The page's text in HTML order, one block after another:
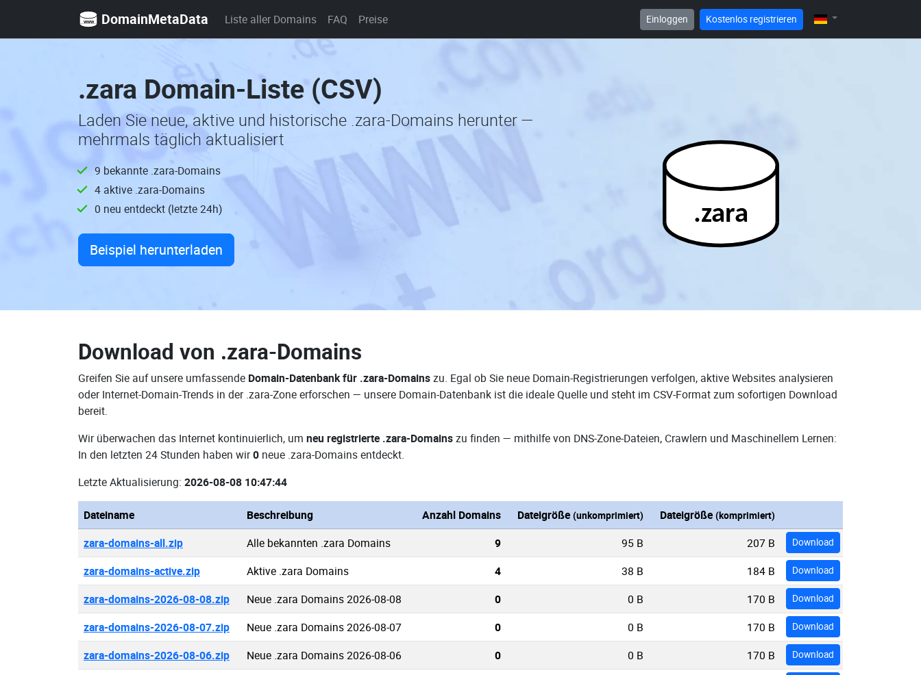
DomainMetaData Liste aller Domains FAQ Preise Einloggen Kostenlos registrieren
.zara Domain-Liste (CSV)
Laden Sie neue, aktive und historische .zara-Domains herunter —
mehrmals täglich aktualisiert
9 bekannte .zara-Domains
4 aktive .zara-Domains
0 neu entdeckt (letzte 24h)
Beispiel herunterladen
.zara
Download von .zara-Domains
Greifen Sie auf unsere umfassende Domain-Datenbank für .zara-Domainszu. Egal ob Sie neue Domain-Registrierungen verfolgen, aktive Websites analysieren
oder Internet-Domain-Trends in der .zara-Zone erforschen — unsere Domain-Datenbank ist die ideale Quelle und steht im CSV-Format zum sofortigen Download
bereit.
Wir überwachen das Internet kontinuierlich, um neu registrierte .zara-Domainszu finden — mithilfe von DNS-Zone-Dateien, Crawlern und Maschinellem Lernen:
In den letzten 24 Stunden haben wir0 neue .zara-Domains entdeckt.
Letzte Aktualisierung: 2026-08-08 10:47:44
Dateiname Beschreibung Anzahl Domains Dateigröße (unkomprimiert) Dateigröße (komprimiert)
zara-domains-all.zip Alle bekannten .zara Domains 9 95 B 207 B Download
zara-domains-active.zip Aktive .zara Domains 4 38 B 184 B Download
zara-domains-2026-08-08.zip Neue .zara Domains 2026-08-08 0 0 B 170 B Download
zara-domains-2026-08-07.zip Neue .zara Domains 2026-08-07 0 0 B 170 B Download
zara-domains-2026-08-06.zip Neue .zara Domains 2026-08-06 0 0 B 170 B Download